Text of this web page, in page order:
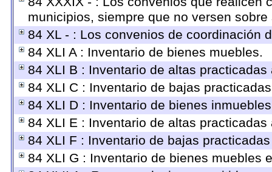
municipios, siempre que no versen
84 XL - : Los convenios de coordinación
84 XLI A : Inventario de bienes muebles.
84 XLI B : Inventario de altas
84 XLI C : Inventario de bajas
84 XLI D : Inventario de bienes
84 XLI E : Inventario de altas
84 XLI F : Inventario de bajas
84 XLI G : Inventario de bienes muebles